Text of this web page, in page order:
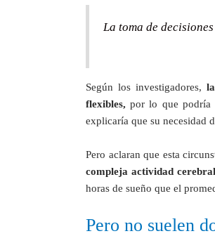
La toma de
Según los investigadores,
flexibles, por lo que podría
explicaría que su necesidad
Pero aclaran que esta
compleja actividad
horas de sueño que el
Pero no suelen